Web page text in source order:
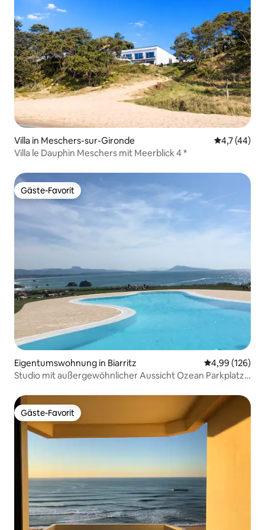
Villa in Meschers-sur-Gironde
4,7 (44)
Villa le Dauphin Meschers mit Meerblick 4 *
Gäste-Favorit
Gäste-Favorit
Eigentumswohnung in Biarritz
4,99 (126)
Studio mit außergewöhnlicher Aussicht Ozean Parkplatz
Gäste-Favorit
Gäste-Favorit